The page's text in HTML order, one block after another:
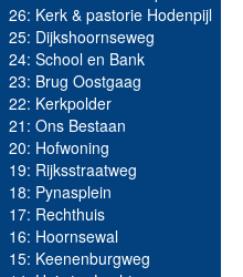
26: Kerk & pastorie Hodenpijl
25: Dijkshoornseweg
24: School en Bank
23: Brug Oostgaag
22: Kerkpolder
21: Ons Bestaan
20: Hofwoning
19: Rijksstraatweg
18: Pynasplein
17: Rechthuis
16: Hoornsewal
15: Keenenburgweg